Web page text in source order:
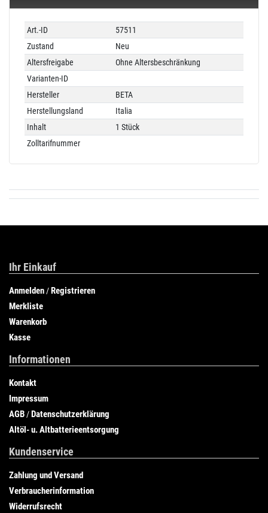
Technisches
Merkmal
Wert
Art.-ID
57511
Zustand
Neu
Altersfreigabe
Ohne Altersbeschränkung
Varianten-ID
Hersteller
BETA
Herstellungsland
Italia
Inhalt
1 Stück
Zolltarifnummer
Ihr Einkauf
Anmelden /Registrieren
Merkliste
Warenkorb
Kasse
Informationen
Kontakt
Impressum
AGB /Datenschutzerklärung
Altöl- u. Altbatterieentsorgung
Kundenservice
Zahlung und Versand
Verbraucherinformation
Widerrufsrecht